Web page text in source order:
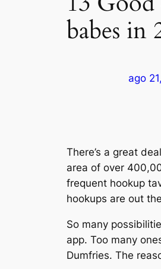
babes in
ago
There’s a great
area of over
frequent hookup
hookups are out
So many
app. Too many
Dumfries. The